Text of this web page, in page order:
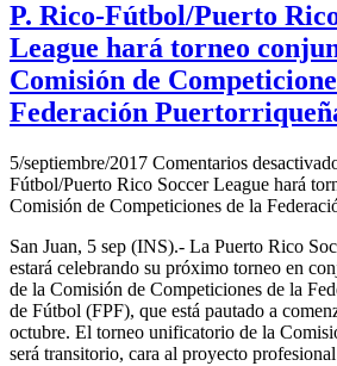
P. Rico-Fútbol/Puerto
League hará torneo
Comisión de
Federación
5/septiembre/2017 Comentarios
Fútbol/Puerto Rico Soccer League hará
Comisión de Competiciones de la
San Juan, 5 sep (INS).- La Puerto Rico
estará celebrando su próximo torneo en
de la Comisión de Competiciones de la
de Fútbol (FPF), que está pautado a
octubre. El torneo unificatorio de la
será transitorio, cara al proyecto